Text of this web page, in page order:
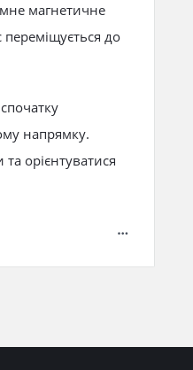
магнетичне
до
напрямку.
орієнтуватися